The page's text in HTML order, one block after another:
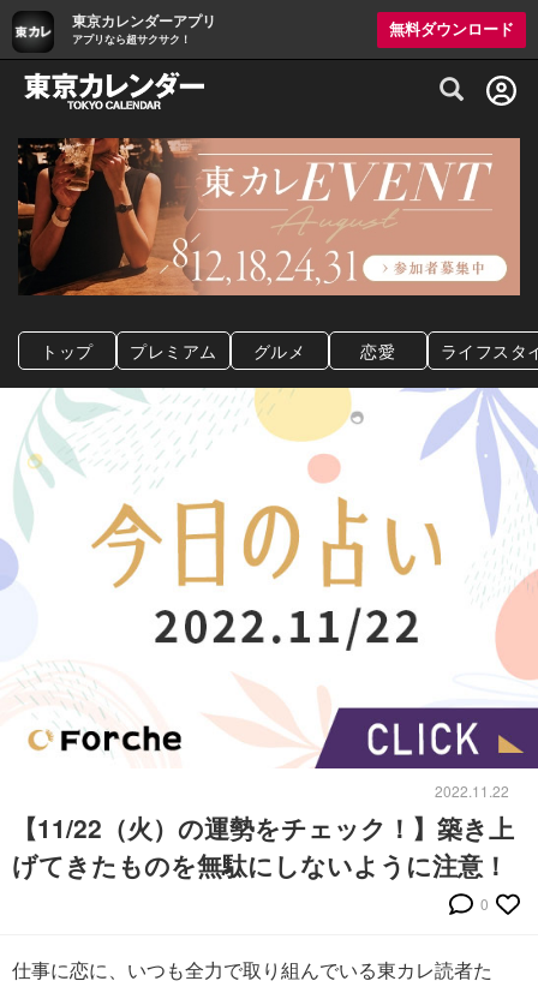
東京カレンダーアプリ
アプリなら超サクサク！
無料ダウンロード
グルメ情報・プレミアムレストラン予約
トップ プレミアム グルメ 恋愛 ライフスタ
2022.11.22
【11/22（火）の運勢をチェック！】築き上
げてきたものを無駄にしないように注意！
0
仕事に恋に、いつも全力で取り組んでいる東カレ読者た